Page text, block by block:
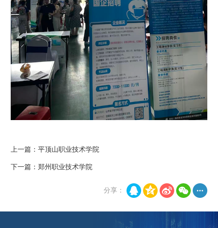
上一篇： 平顶山职业技术学院
下一篇： 郑州职业技术学院
分享：